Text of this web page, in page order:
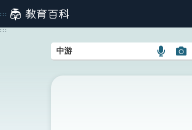
到
主
:::
:::
語
搜
圖
搜